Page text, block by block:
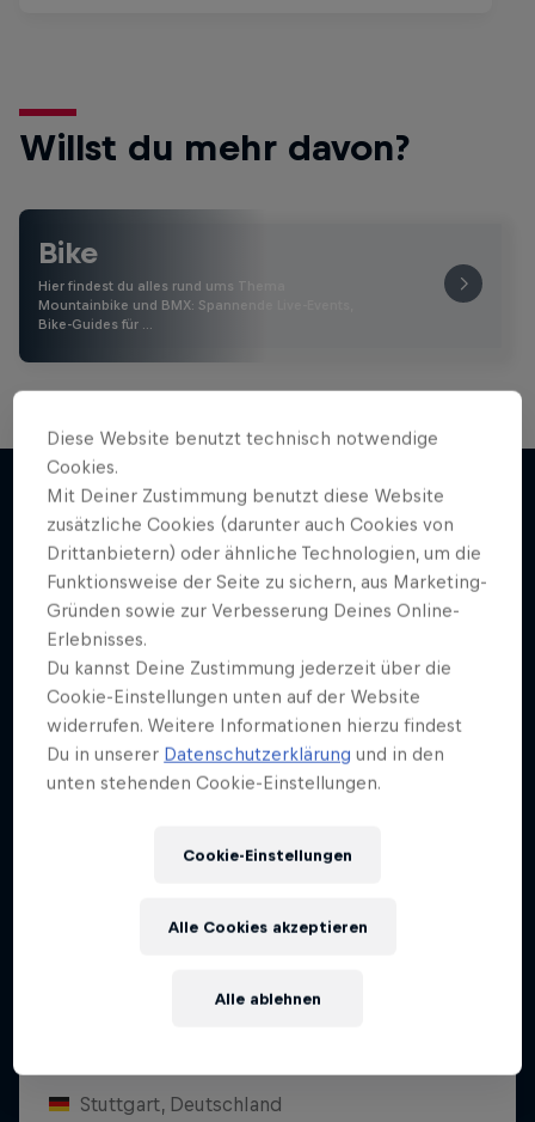
Willst du mehr davon?
Bike
Hier findest du alles rund ums Thema
Mountainbike und BMX: Spannende Live-Events,
Bike-Guides für …
Mehr davon
Stuttgart, Deutschland
Diese Website benutzt technisch notwendige
Cookies.
Mit Deiner Zustimmung benutzt diese Website
zusätzliche Cookies (darunter auch Cookies von
Drittanbietern) oder ähnliche Technologien, um die
Funktionsweise der Seite zu sichern, aus Marketing-
Gründen sowie zur Verbesserung Deines Online-
Erlebnisses.
Du kannst Deine Zustimmung jederzeit über die
Cookie-Einstellungen unten auf der Website
widerrufen. Weitere Informationen hierzu findest
Du in unserer Datenschutzerklärung und in den
unten stehenden Cookie-Einstellungen.
Cookie-Einstellungen
Alle ablehnen
Alle Cookies akzeptieren